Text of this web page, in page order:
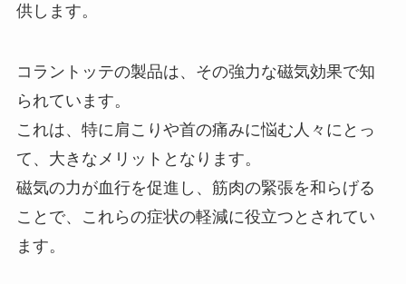
供します。
コラントッテの製品は、その強力な磁気効果で知
られています。
これは、特に肩こりや首の痛みに悩む人々にとっ
て、大きなメリットとなります。
磁気の力が血行を促進し、筋肉の緊張を和らげる
ことで、これらの症状の軽減に役立つとされてい
ます。